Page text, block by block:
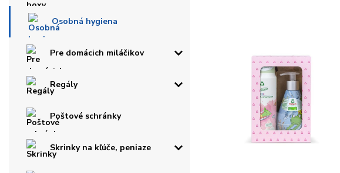
Osobná hygiena
Pre domácich miláčikov
Regály
Poštové schránky
Skrinky na kľúče, peniaze